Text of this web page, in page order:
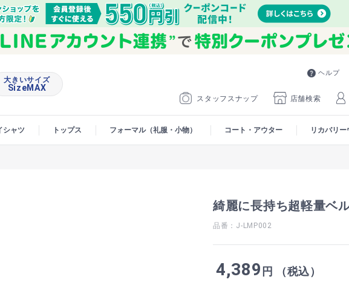
ヘルプ
スタッフスナップ 店舗検索
大きいサイズ
SizeMAX
シャツ トップス フォーマル（礼服・小物） コート・アウター リカバリー
綺麗に長持ち超軽量ベ
品番：J-LMP002
4,389 円 （税込）